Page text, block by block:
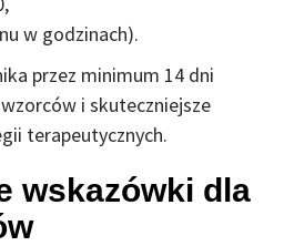
w godzinach).
przez minimum 14 dni
i skuteczniejsze
terapeutycznych.
wskazówki dla